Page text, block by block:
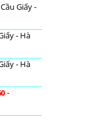
Giấy -
- Hà
- Hà
-